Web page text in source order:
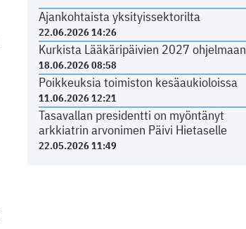
Ajankohtaista yksityissektorilta
22.06.2026 14:26
Kurkista Lääkäripäivien 2027 ohjelmaan
18.06.2026 08:58
Poikkeuksia toimiston kesäaukioloissa
11.06.2026 12:21
Tasavallan presidentti on myöntänyt
arkkiatrin arvonimen Päivi Hietaselle
22.05.2026 11:49